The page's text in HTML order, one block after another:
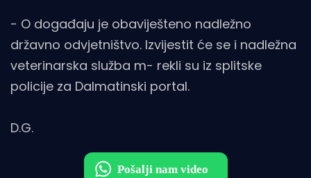
- O događaju je obaviješteno nadležno
državno odvjetništvo. Izvijestit će se i nadležna
veterinarska služba m- rekli su iz splitske
policije za Dalmatinski portal.
D.G.